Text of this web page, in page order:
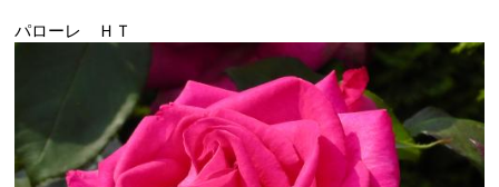
パローレ ＨＴ